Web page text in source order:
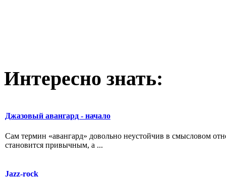
Интересно знать:
Джазовый авангард - начало
Сам термин «авангард» довольно неустойчив в смысловом
становится привычным, а ...
Jazz-rock